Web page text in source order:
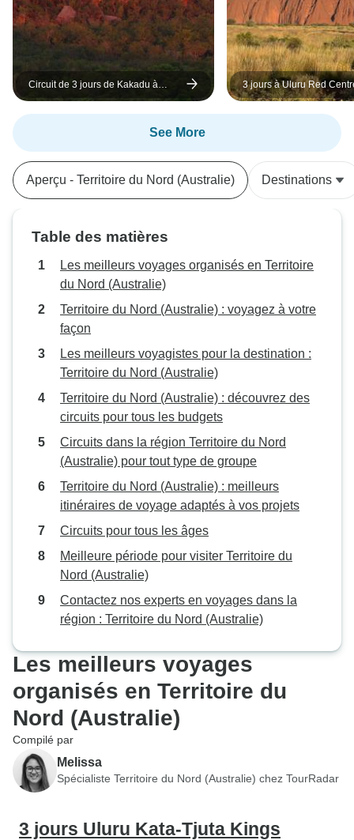
Circuit de 3 jours de Kakadu à
Litchfield en 4x4 pour une aventure
douce (camping)
3 jours à Uluru Red
Canyon (Camping) -
Rock
See More
Aperçu - Territoire du Nord (Australie) Destinations
Table des matières
Les meilleurs voyages organisés en Territoire
du Nord (Australie)
Territoire du Nord (Australie) : voyagez à votre
façon
Les meilleurs voyagistes pour la destination :
Territoire du Nord (Australie)
Territoire du Nord (Australie) : découvrez des
circuits pour tous les budgets
Circuits dans la région Territoire du Nord
(Australie) pour tout type de groupe
Territoire du Nord (Australie) : meilleurs
itinéraires de voyage adaptés à vos projets
Circuits pour tous les âges
Meilleure période pour visiter Territoire du
Nord (Australie)
Contactez nos experts en voyages dans la
région : Territoire du Nord (Australie)
Les meilleurs voyages
organisés en Territoire du
Nord (Australie)
Compilé par
Melissa
Spécialiste Territoire du Nord (Australie) chez TourRadar
3 jours Uluru Kata-Tjuta Kings